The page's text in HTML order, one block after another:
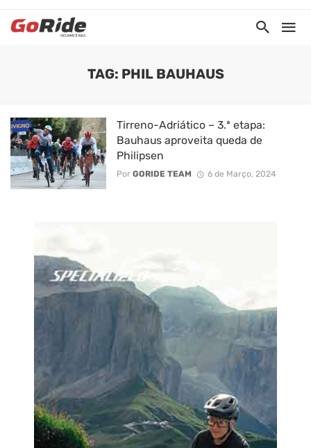
TAG: PHIL BAUHAUS
Tirreno-Adriático – 3.ª etapa:
Bauhaus aproveita queda de
Philipsen
Por GORIDE TEAM 6 de Março, 2024